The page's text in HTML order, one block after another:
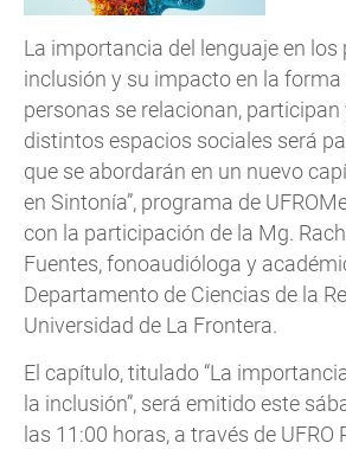
La importancia del lenguaje en los
inclusión y su impacto en la forma
personas se relacionan,
distintos espacios sociales será
que se abordarán en un nuevo
en Sintonía”, programa de
con la participación de la Mg.
Fuentes, fonoaudióloga y
Departamento de Ciencias de la
Universidad de La Frontera.
El capítulo, titulado “La
la inclusión”, será emitido este
las 11:00 horas, a través de UFRO